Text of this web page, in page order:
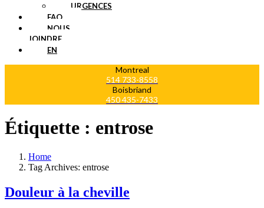
URGENCES
FAQ
NOUS
JOINDRE
EN
Montreal
514 733-8558
Boisbriand
450 435-7433
Étiquette : entrose
Home
Tag Archives: entrose
Douleur à la cheville